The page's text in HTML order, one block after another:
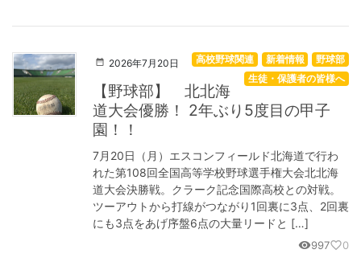
2026年7月20日 野球部
新着情報
高校野球関連
生徒・保護者の皆様へ
【野球部】 北北海
道大会優勝！ 2年ぶり5度目の甲子
園！！
7月20日（月）エスコンフィールド北海道で行わ
れた第108回全国高等学校野球選手権大会北北海
道大会決勝戦。クラーク記念国際高校との対戦。
ツーアウトから打線がつながり1回裏に3点、2回裏
にも3点をあげ序盤6点の大量リードと […]
visibility997favorite_border0